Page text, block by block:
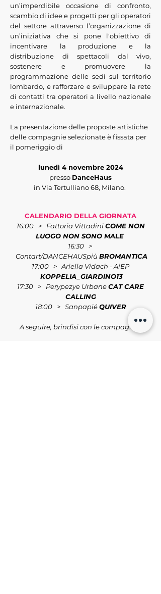
un’imperdibile occasione di confronto,
scambio di idee e progetti per gli operatori
del settore attraverso l’organizzazione di
un’iniziativa che si pone l'obiettivo di
incentivare la produzione e la
distribuzione di spettacoli dal vivo,
sostenere e promuovere la
programmazione delle sedi sul territorio
lombardo, e rafforzare e sviluppare la rete
di contatti tra operatori a livello nazionale
e internazionale.
La presentazione delle proposte artistiche
delle compagnie selezionate è fissata per
il pomeriggio di
lunedì 4 novembre 2024
presso DanceHaus
in Via Tertulliano 68, Milano.
CALENDARIO DELLA GIORNATA
16:00 > Fattoria VittadiniCOME NON
LUOGO NON SONO MALE
16:30 >
Contart/DANCEHAUSpiù BROMANTICA
17:00 > Ariella Vidach - AiEP
KOPPELIA_GIARDINO13
17:30 > Perypezye UrbaneCAT CARE
CALLING
18:00 > SanpapiéQUIVER
A seguire, brindisi con le compagnie.